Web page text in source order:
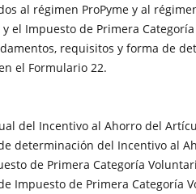
al régimen ProPyme y al
el Impuesto de Primera
requisitos y forma de
el Formulario 22.
del Incentivo al Ahorro del
determinación del Incentivo al
de Primera Categoría
Impuesto de Primera Categoría